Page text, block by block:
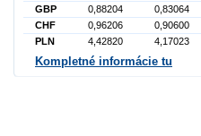
GBP
0,88204
0,83064
CHF
0,96206
0,90600
PLN
4,42820 4,17023
Kompletné informácie tu